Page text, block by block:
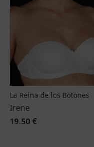
La Reina de los Botones
Irene
19.50 €